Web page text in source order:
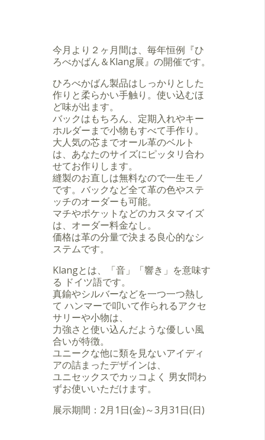
今月より２ヶ月間は、毎年恒例『ひ
ろべかばん＆Klang展』の開催です。
ひろべかばん製品はしっかりとした
作りと柔らかい手触り。使い込むほ
ど味が出ます。
バックはもちろん、定期入れやキー
ホルダーまで小物もすべて手作り 。
大人気の芯までオール革のベルト
は、あなたのサイズにピッタリ合わ
せてお作りします。
縫製のお直しは無料なので一生モノ
です。バックなど全て革の色やステ
ッチのオーダーも可能。
マチやポケットなどのカスタマイズ
は、オーダー料金なし。
価格は革の分量で決まる良心的なシ
ステムです。
Klangとは、「音」「響き」を意味す
る ドイツ語です。
真鍮やシルバーなどを一つ一つ熱し
て ハンマーで叩いて作られるアクセ
サリーや小物は、
力強さと使い込んだような優しい風
合いが特徴。
ユニークな他に類を見ないアイディ
アの詰まったデザインは、
ユニセックスでカッコよく 男女問わ
ずお使いいただけます。
展示期間：2月1日(金)～3月31日(日)